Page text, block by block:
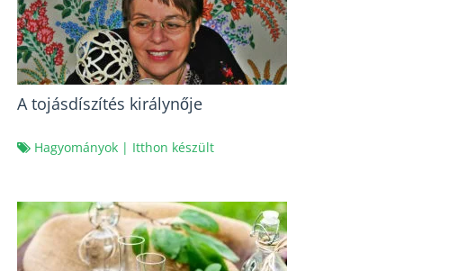
A tojásdíszítés királynője
Hagyományok| Itthon készült